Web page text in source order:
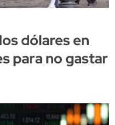
dólares en
para no gastar